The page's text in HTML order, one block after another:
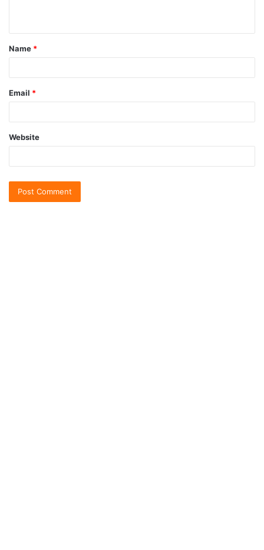
Name *
Email *
Website